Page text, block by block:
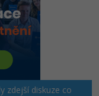
zdejší diskuze co